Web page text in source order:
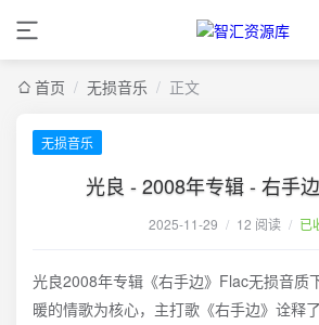
首页 / 无损音乐 / 正文
无损音乐
光良 - 2008年专辑 - 右手
2025-11-29 / 12 阅读 / 已
光良2008年专辑《右手边》Flac无损音质
暖的情歌为核心，主打歌《右手边》诠释